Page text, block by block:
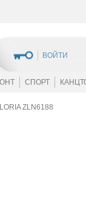
ВОЙТИ
СПОРТ
ZLN6188